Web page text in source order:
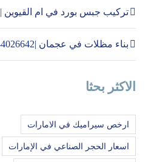
تركيب جبس بورد في ام القيوين |0544026642
بناء مظلات في عجمان |0544026642| مظلات سيارات
الاكثر بحثا
ارخص سيراميك في الامارات
اسعار الحجر الصناعي في الإمارات